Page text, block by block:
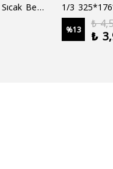
1/3 325*176*65 522 Çift Saplı Sıcak Bekletme Tepsisi
%13
₺
₺